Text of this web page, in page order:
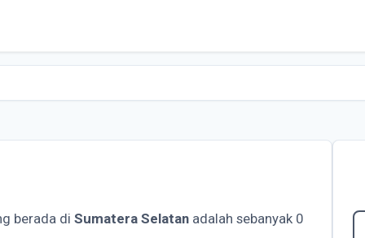
berada di Sumatera Selatan adalah sebanyak 0